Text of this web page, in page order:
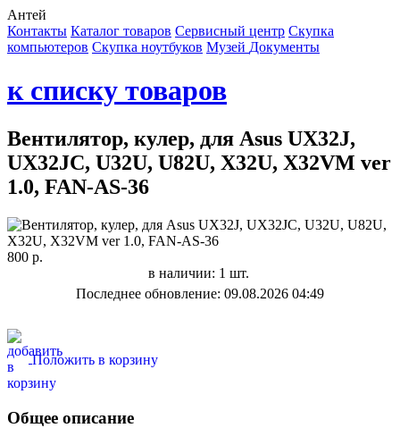
Антей
Контакты Каталог товаров Сервисный центр Cкупка
компьютеров Cкупка ноутбуков Музей Документы
к списку товаров
Вентилятор, кулер, для Asus UX32J,
UX32JC, U32U, U82U, X32U, X32VM ver
1.0, FAN-AS-36
800 р.
в наличии: 1 шт.
Последнее обновление: 09.08.2026 04:49
Положить в корзину
Общее описание